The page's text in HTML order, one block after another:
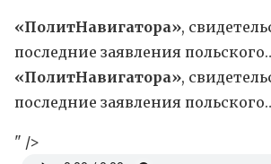
«ПолитНавигатора»,
последние заявления
«ПолитНавигатора»,
последние заявления
" />